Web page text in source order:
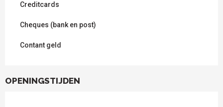
Creditcards
Cheques (bank en post)
Contant geld
OPENINGSTIJDEN